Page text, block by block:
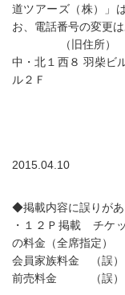
道ツアーズ（株）」
お、電話番号の変更は
（旧住
中・北１西８ 羽柴
ル２Ｆ
2015.04.10
◆掲載内容に誤りがあ
・１２Ｐ掲載 チケ
の料金（全席指定）
会員家族料金 （誤
前売料金 （誤）